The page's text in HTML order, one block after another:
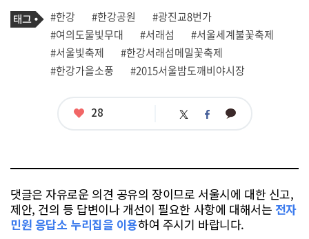
기
사
관
련
태
그
태
그
#한강 #한강공원
#광진교8번가
#여의도물빛무대
#서래섬
#서울세계불꽃축제
#서울빛축제
#한강서래섬메밀꽃축제
#한강가을소풍
#2015서울밤도깨비야시장
좋
28 트 페 카
댓글은 자유로운 의견 공유의 장이므로 서울시에 대한 신고,
제안, 건의 등 답변이나 개선이 필요한 사항에 대해서는 전자
민원 응답소 누리집을 이용하여 주시기 바랍니다.